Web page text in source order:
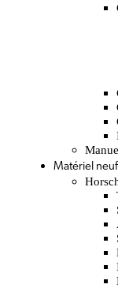
Matériel neuf